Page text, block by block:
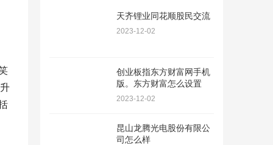
天齐锂业同花顺股民交流
2023-12-02
创业板指东方财富网手机
版。东方财富怎么设置
2023-12-02
昆山龙腾光电股份有限公
司怎么样